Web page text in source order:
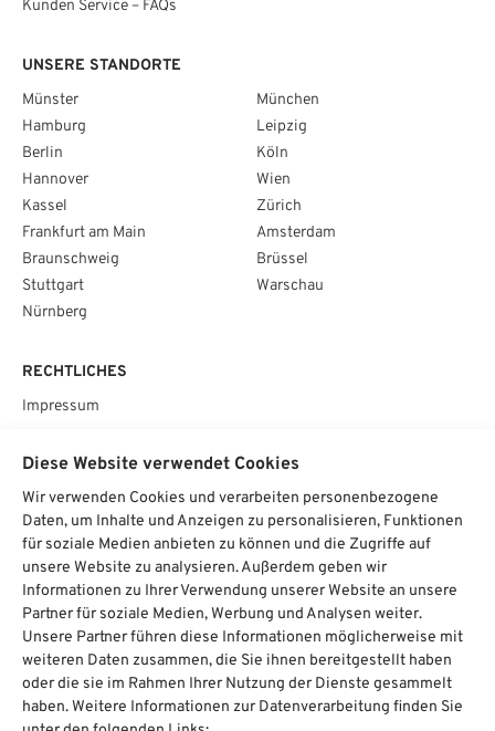
Kunden Service – FAQs
RECHTLICHES
Impressum
Cookie­einstellungen
UNSERE STANDORTE
Münster
Hamburg
Berlin
Hannover
Kassel
Frankfurt am Main
Braunschweig
Stuttgart
Nürnberg
München
Leipzig
Köln
Wien
Zürich
Amsterdam
Brüssel
Warschau
SOCIAL
Chat starten
Diese Website verwendet Cookies
Wir verwenden Cookies und verarbeiten personenbezogene
Daten, um Inhalte und Anzeigen zu personalisieren, Funktionen
für soziale Medien anbieten zu können und die Zugriffe auf
unsere Website zu analysieren. Außerdem geben wir
Informationen zu Ihrer Verwendung unserer Website an unsere
Partner für soziale Medien, Werbung und Analysen weiter.
Unsere Partner führen diese Informationen möglicherweise mit
weiteren Daten zusammen, die Sie ihnen bereitgestellt haben
oder die sie im Rahmen Ihrer Nutzung der Dienste gesammelt
haben. Weitere Informationen zur Datenverarbeitung finden Sie